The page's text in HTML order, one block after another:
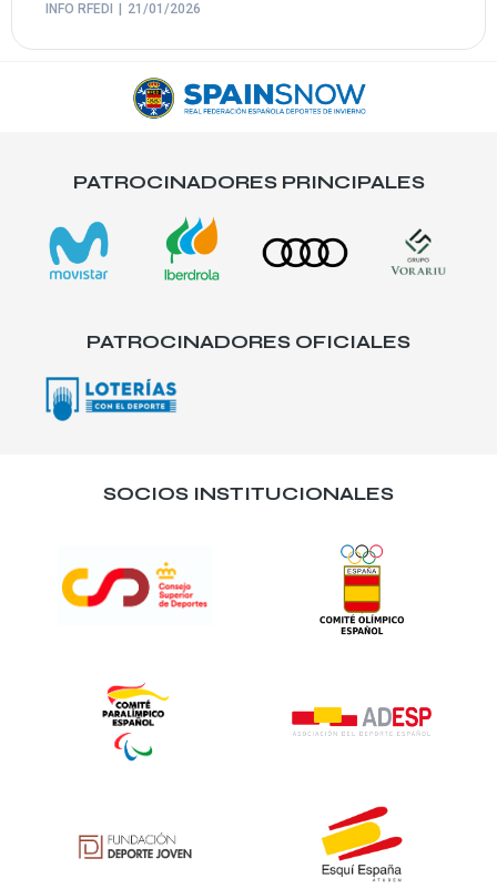
INFO RFEDI 21/01/2026
PATROCINADORES PRINCIPALES
PATROCINADORES OFICIALES
SOCIOS INSTITUCIONALES